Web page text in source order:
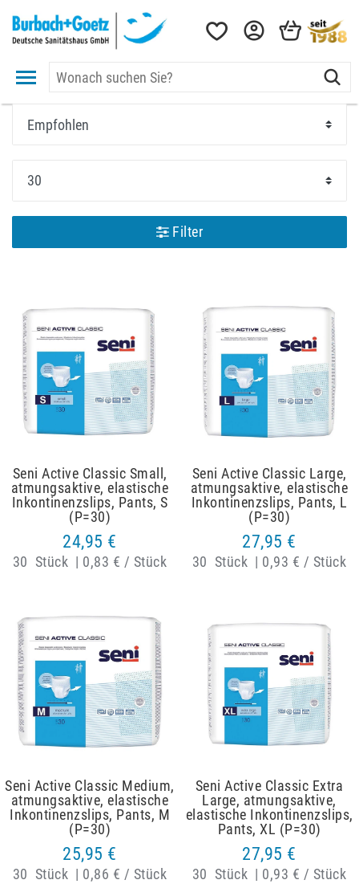
Filter
Seni Active Classic Small,
atmungsaktive, elastische
Inkontinenzslips, Pants, S
(P=30)
24,95 €
30 Stück | 0,83 € / Stück
Seni Active Classic Large,
atmungsaktive, elastische
Inkontinenzslips, Pants, L
(P=30)
27,95 €
30 Stück | 0,93 € / Stück
Seni Active Classic Medium,
atmungsaktive, elastische
Inkontinenzslips, Pants, M
(P=30)
25,95 €
30 Stück | 0,86 € / Stück
Seni Active Classic Extra
Large, atmungsaktive,
elastische Inkontinenzslips,
Pants, XL (P=30)
27,95 €
30 Stück | 0,93 € / Stück